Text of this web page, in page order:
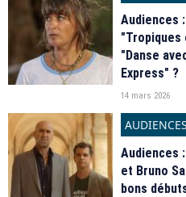
Audiences
"Tropiques
"Danse
Express" ?
14 mars 2026
AUDIENCES
Audiences
et Bruno
bons